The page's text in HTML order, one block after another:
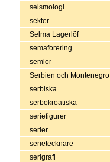
seismologi
sekter
Selma Lagerlöf
semaforering
semlor
Serbien och Montenegro
serbiska
serbokroatiska
seriefigurer
serier
serietecknare
serigrafi